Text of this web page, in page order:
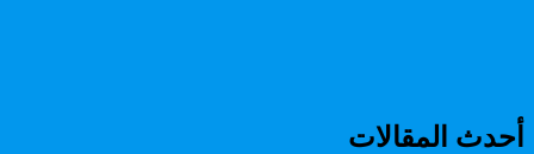
أحدث المقالات